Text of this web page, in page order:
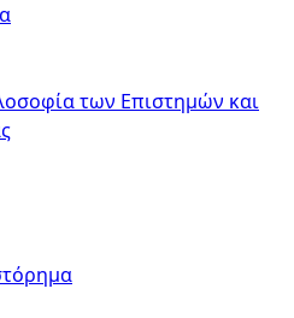
των Επιστημών και